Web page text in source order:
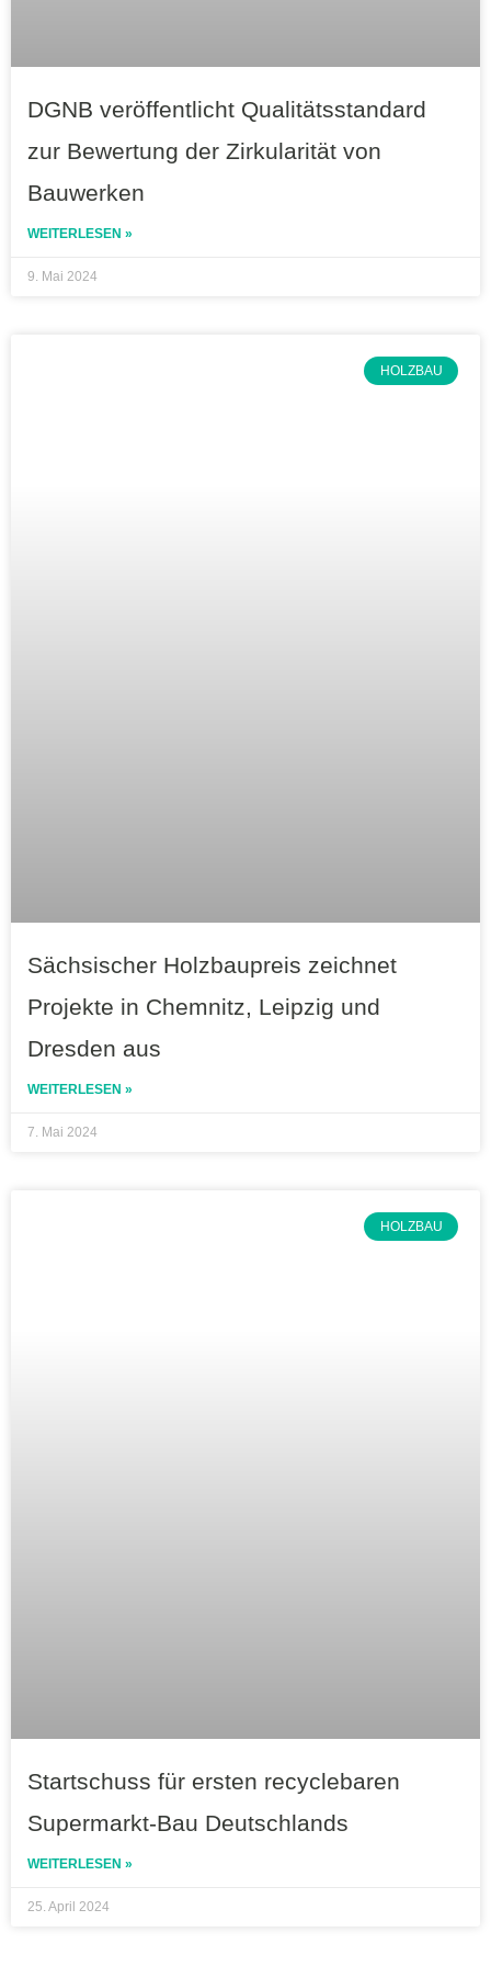
DGNB veröffentlicht Qualitätsstandard
zur Bewertung der Zirkularität von
Bauwerken
WEITERLESEN »
9. Mai 2024
HOLZBAU
Sächsischer Holzbaupreis zeichnet
Projekte in Chemnitz, Leipzig und
Dresden aus
WEITERLESEN »
7. Mai 2024
HOLZBAU
Startschuss für ersten recyclebaren
Supermarkt-Bau Deutschlands
WEITERLESEN »
25. April 2024